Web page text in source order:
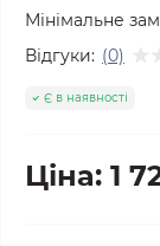
Мінімальне
Відгуки: (0)
Є в наявності
Ціна: 1